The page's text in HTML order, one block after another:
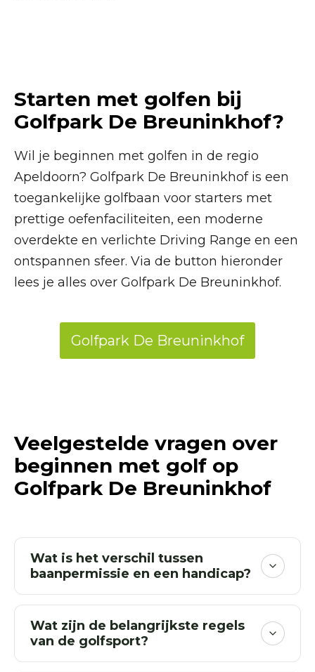
Starten met golfen bij
Golfpark De Breuninkhof?
Wil je beginnen met golfen in de regio
Apeldoorn? Golfpark De Breuninkhof is een
toegankelijke golfbaan voor starters met
prettige oefenfaciliteiten, een moderne
overdekte en verlichte Driving Range en een
ontspannen sfeer. Via de button hieronder
lees je alles over Golfpark De Breuninkhof.
Golfpark De Breuninkhof
Veelgestelde vragen over
beginnen met golf op
Golfpark De Breuninkhof
Wat is het verschil tussen
baanpermissie en een handicap?
Wat zijn de belangrijkste regels
van de golfsport?